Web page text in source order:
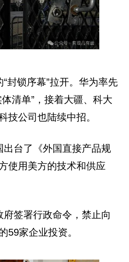
“封锁序幕”拉开。华为率先
清单”，接着大疆、科大
技公司也陆续中招。
出台了《外国直接产品规
使用美方的技术和供应
府签署行政命令，禁止向
59家企业投资。